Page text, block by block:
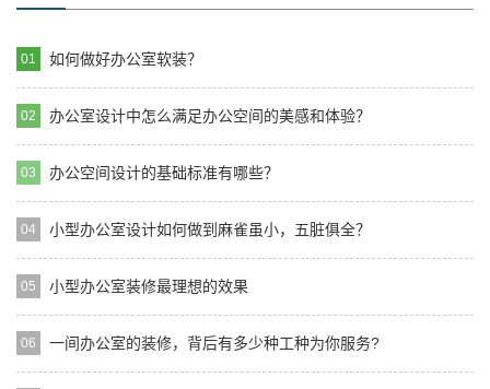
01 如何做好办公室软装？
02 办公室设计中怎么满足办公空间的美感和体验？
03 办公空间设计的基础标准有哪些？
04 小型办公室设计如何做到麻雀虽小，五脏俱全？
05 小型办公室装修最理想的效果
06 一间办公室的装修，背后有多少种工种为你服务?